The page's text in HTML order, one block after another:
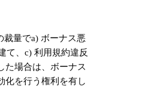
裁量でa) ボーナス悪
て、c) 利用規約違反
た場合は、ボーナス
化を行う権利を有し